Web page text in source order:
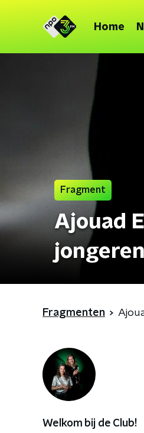
Home
Fragment
Ajouad
Fragmenten
Welkom bij de Club!